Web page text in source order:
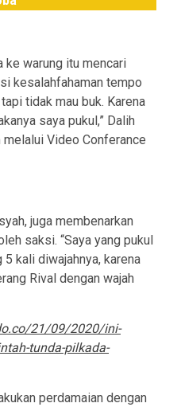
ke warung itu mencari
kesalahfahaman tempo
tidak mau buk. Karena
saya pukul,” Dalih
Video Conferance
juga membenarkan
saksi. “Saya yang pukul
kali diwajahnya, karena
Rival dengan wajah
21/09/2020/ini-
tunda-pilkada-
perdamaian dengan